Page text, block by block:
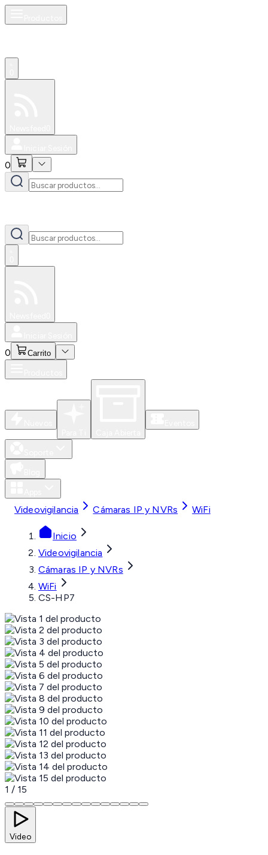
0
0 Carrito
Videovigilancia Cámaras IP y NVRs WiFi
Inicio
Videovigilancia
Cámaras IP y NVRs
WiFi
CS-HP7
1 / 15
Video